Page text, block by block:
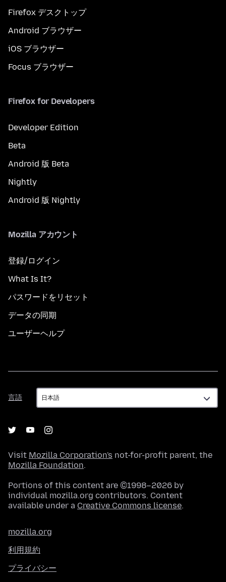
Firefox デスクトップ
Android ブラウザー
iOS ブラウザー
Focus ブラウザー
Firefox for Developers
Developer Edition
Beta
Android 版 Beta
Nightly
Android 版 Nightly
Mozilla アカウント
登録/ログイン
What Is It?
パスワードをリセット
データの同期
ユーザーヘルプ
言語
言
語
Visit Mozilla Corporation's not-for-profit parent, the
Mozilla Foundation.
Portions of this content are ©1998–2026 by
individual mozilla.org contributors. Content
available under a Creative Commons license.
mozilla.org
利用規約
プライバシー